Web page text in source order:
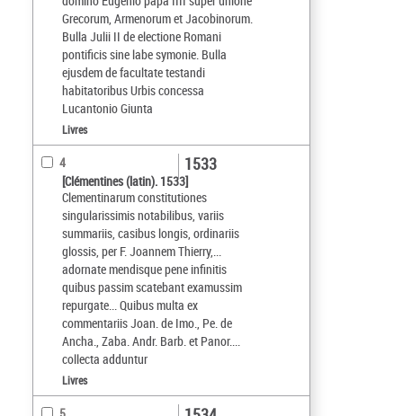
Grecorum, Armenorum et Jacobinorum.
Bulla Julii II de electione Romani
pontificis sine labe symonie. Bulla
ejusdem de facultate testandi
habitatoribus Urbis concessa
Lucantonio Giunta
Livres
4
[Clémentines (latin). 1533]
Clementinarum constitutiones
singularissimis notabilibus, variis
summariis, casibus longis, ordinariis
glossis, per F. Joannem Thierry,...
adornate mendisque pene infinitis
quibus passim scatebant examussim
repurgate... Quibus multa ex
commentariis Joan. de Imo., Pe. de
Ancha., Zaba. Andr. Barb. et Panor....
collecta adduntur
1533
Livres